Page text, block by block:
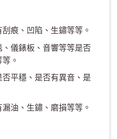
痕、凹陷、生鏽等等。
儀錶板、音響等等是否
。
平穩、是否有異音、是
油、生鏽、磨損等等。